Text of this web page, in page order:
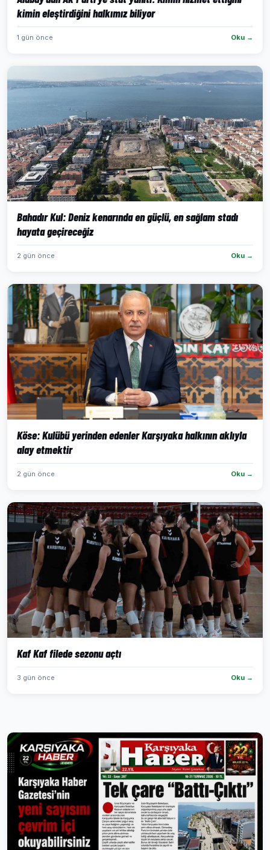
kimin eleştirdiğini halkımız biliyor
1 gün önce Oku →
Bahadır Kul: Deniz kenarında en güçlü, en sağlam stadı
hayata geçireceğiz
2 gün önce Oku →
Köse: Kulübü yerinden edenler Karşıyaka halkının aklıyla
alay etmektir
2 gün önce Oku →
Kaf Kaf filede sezonu açtı
3 gün önce Oku →